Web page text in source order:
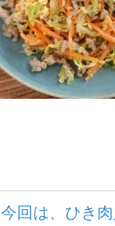
今回は、ひき